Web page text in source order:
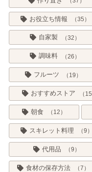
お役立ち情報 35
自家製 32
調味料 26
フルーツ 19
おすすめストア 15
朝食 12
スキレット料理 9
代用品 9
食材の保存方法 7